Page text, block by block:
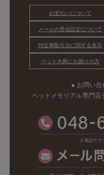
お支払いについて
メールの受信設定について
特定商取引法に関する表示
ペット火葬にお困りの方
● お問い合
ペットメモリアル専門店
※電話アプ